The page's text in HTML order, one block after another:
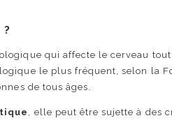
qui affecte le cerveau
le plus fréquent, selon la
de tous âges.
, elle peut être sujette à des